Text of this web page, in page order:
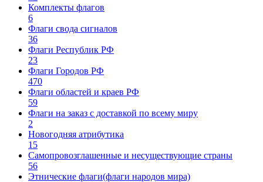
Комплекты флагов
6
Флаги свода сигналов
36
Флаги Республик РФ
23
Флаги Городов РФ
470
Флаги областей и краев РФ
59
Флаги на заказ с доставкой по всему миру
2
Новогодняя атрибутика
15
Самопровозглашенные и несуществующие страны
56
Этнические флаги(флаги народов мира)